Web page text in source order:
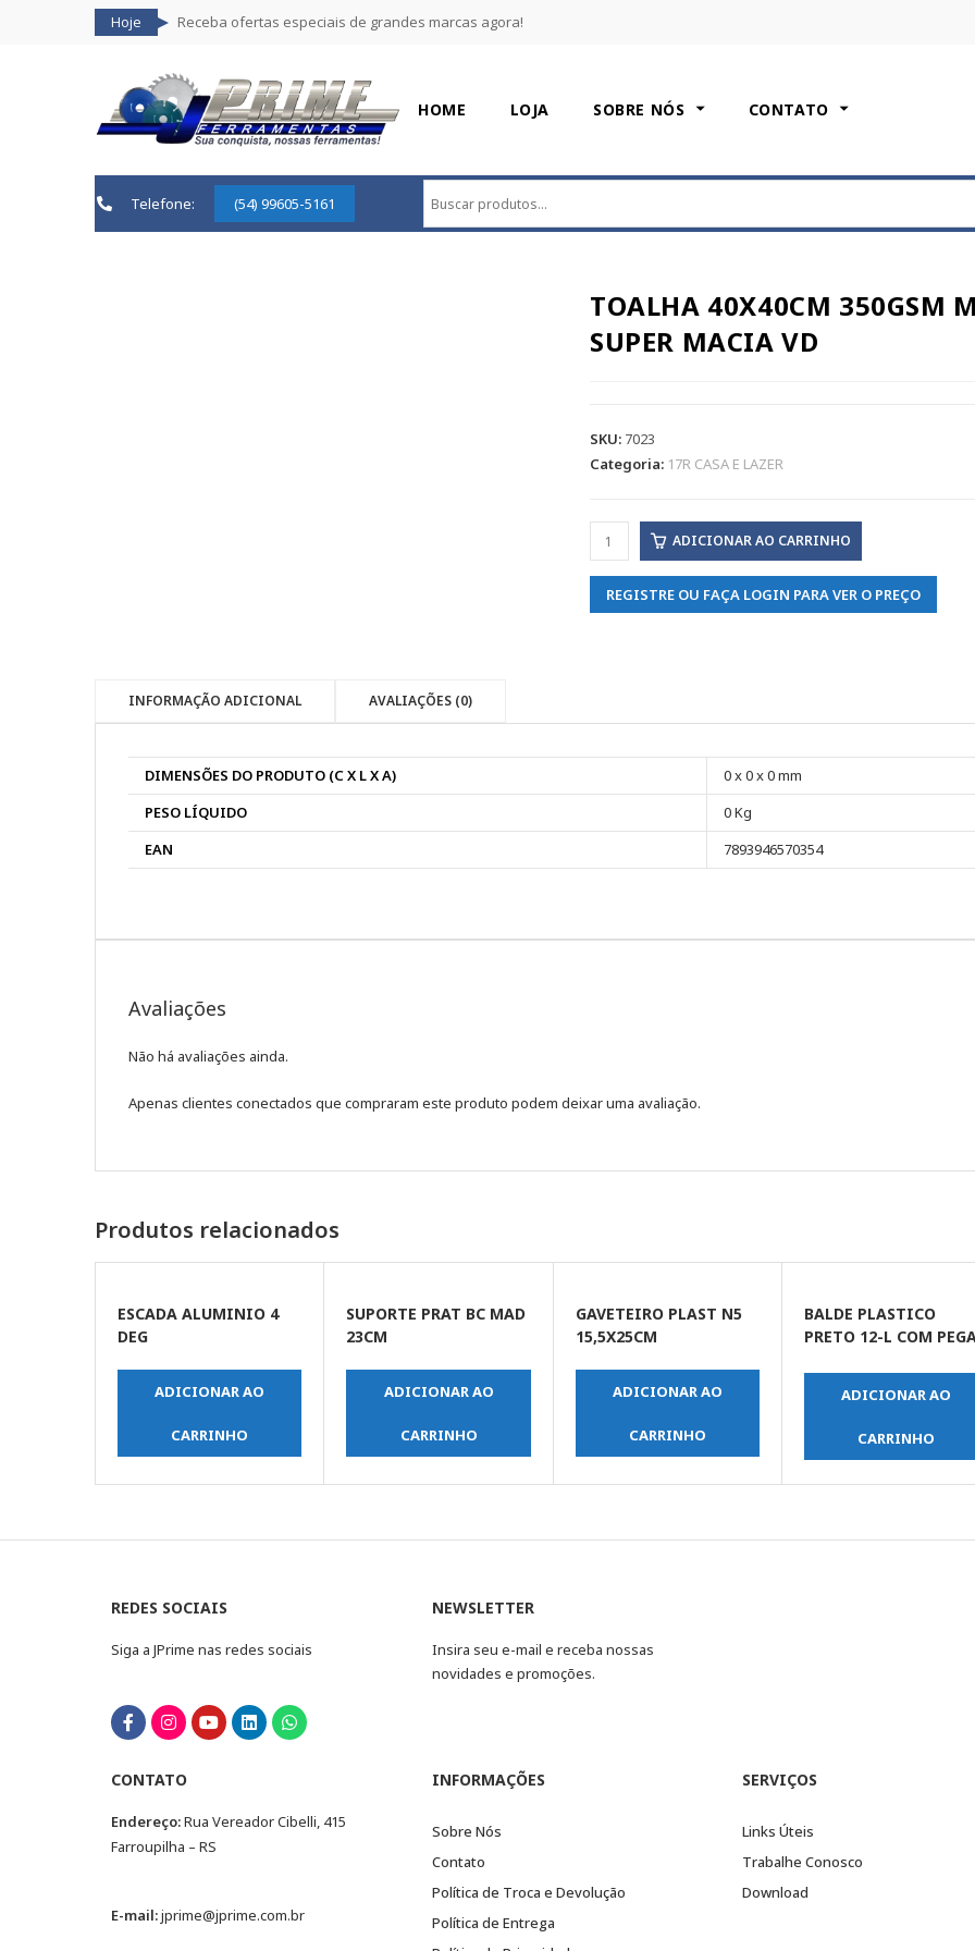
Hoje Receba ofertas especiais de grandes marcas agora!
HOME LOJA SOBRE NÓS CONTATO
Telefone: (54) 99605-5161
TOALHA 40X40CM 350GSM
SUPER MACIA VD
SKU: 7023
Categoria: 17R CASA E LAZER
ADICIONAR AO CARRINHO
REGISTRE OU FAÇA LOGIN PARA VER O PREÇO
INFORMAÇÃO ADICIONAL AVALIAÇÕES (0)
DIMENSÕES DO PRODUTO (C X L X A)
0 x 0 x 0 mm
PESO LÍQUIDO
0 Kg
EAN
7893946570354
Avaliações
Não há avaliações ainda.
Apenas clientes conectados que compraram este produto podem deixar uma avaliação.
Produtos relacionados
ESCADA ALUMINIO 4
DEG
ADICIONAR AO
CARRINHO
SUPORTE PRAT BC MAD
23CM
ADICIONAR AO
CARRINHO
GAVETEIRO PLAST N5
15,5X25CM
ADICIONAR AO
CARRINHO
BALDE PLASTICO
PRETO 12-L COM
ADICIONAR AO
CARRINHO
REDES SOCIAIS
Siga a JPrime nas redes sociais
NEWSLETTER
Insira seu e-mail e receba nossas
novidades e promoções.
CONTATO
Endereço:Rua Vereador Cibelli, 415
Farroupilha – RS
E-mail:jprime@jprime.com.br
INFORMAÇÕES
Sobre Nós
Contato
Política de Troca e Devolução
Política de Entrega
SERVIÇOS
Links Úteis
Trabalhe Conosco
Download